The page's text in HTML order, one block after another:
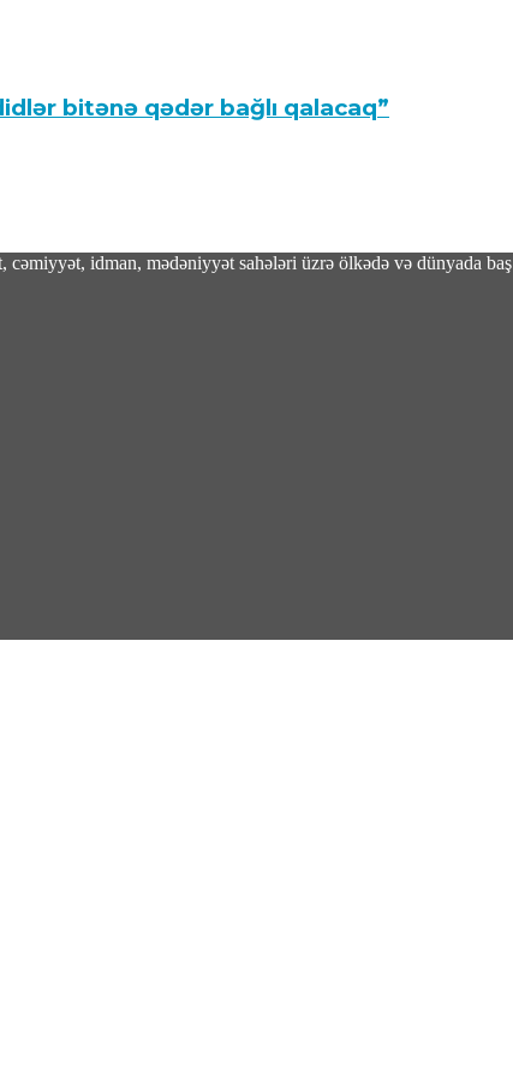
bitənə qədər bağlı qalacaq”
geostrateji yekunları – TƏHLİL
mərasimi keçirilib
300 sakininin axtarışına kömək edir
idman, mədəniyyət sahələri üzrə ölkədə və dünyada